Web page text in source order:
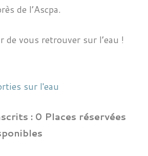
de l’Ascpa.
de vous retrouver sur l’eau !
sur l'eau
: 0 Places réservées